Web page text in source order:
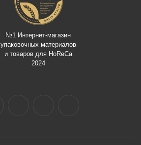
№1 Интернет-магазин
упаковочных материалов
и товаров для HoReCa
2024